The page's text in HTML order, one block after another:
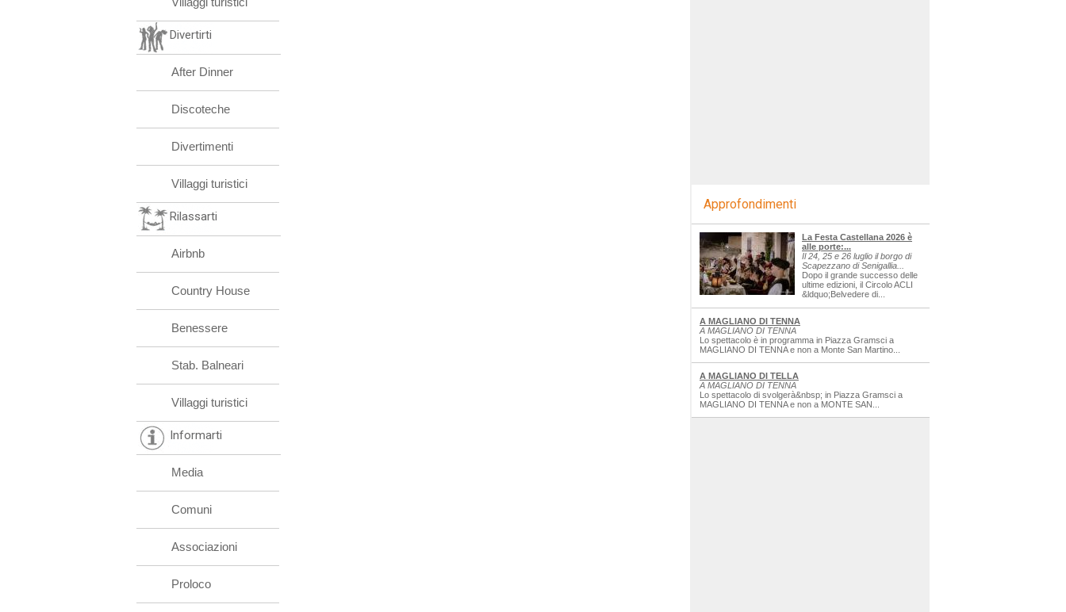
Divertirti
After Dinner
Discoteche
Divertimenti
Villaggi turistici
Rilassarti
Airbnb
Country House
Benessere
Stab. Balneari
Villaggi turistici
Informarti
Media
Comuni
Associazioni
Proloco
Approfondimenti
La Festa Castellana 2026 è
alle porte:...
Il 24, 25 e 26 luglio il borgo di
Scapezzano di Senigallia...
Dopo il grande successo delle
ultime edizioni, il Circolo ACLI
&ldquo;Belvedere di...
A MAGLIANO DI TENNA
A MAGLIANO DI TENNA
Lo spettacolo è in programma in Piazza Gramsci a
MAGLIANO DI TENNA e non a Monte San Martino...
A MAGLIANO DI TELLA
A MAGLIANO DI TENNA
Lo spettacolo di svolgerà&nbsp; in Piazza Gramsci a
MAGLIANO DI TENNA e non a MONTE SAN...